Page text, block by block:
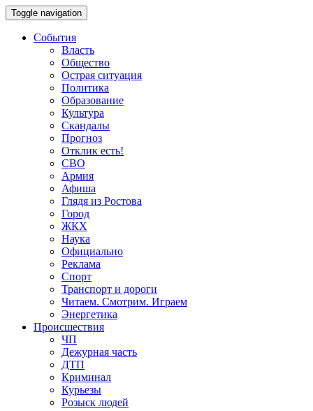
Toggle navigation
События
Власть
Общество
Острая ситуация
Политика
Образование
Культура
Скандалы
Прогноз
Отклик есть!
СВО
Армия
Афиша
Глядя из Ростова
Город
ЖКХ
Наука
Официально
Реклама
Спорт
Транспорт и дороги
Читаем. Смотрим. Играем
Энергетика
Происшествия
ЧП
Дежурная часть
ДТП
Криминал
Курьезы
Розыск людей